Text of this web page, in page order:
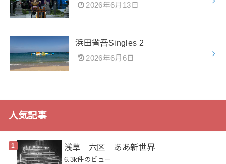
2026年6月13日
浜田省吾Singles 2
2026年6月6日
人気記事
浅草 六区 ああ新世界
6.3k件のビュー